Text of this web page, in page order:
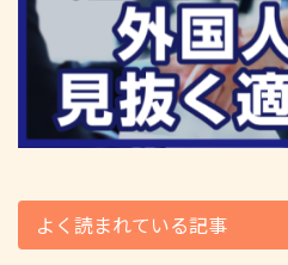
よく読まれている記事